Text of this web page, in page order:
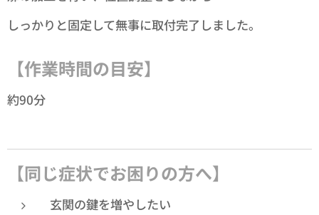
しっかりと固定して無事に取付完了しました。
【作業時間の目安】
約90分
【同じ症状でお困りの方へ】
玄関の鍵を増やしたい